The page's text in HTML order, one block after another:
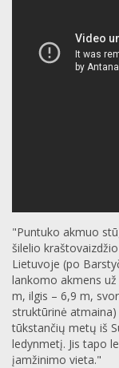
"Puntuko akmuo
šilelio
Lietuvoje (po
lankomo akmens
m, ilgis – 6,9 m,
struktūrinė
tūkstančių metų iš
ledynmetį. Jis tapo
įamžinimo vieta."